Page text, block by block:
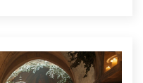
çıkaracak!